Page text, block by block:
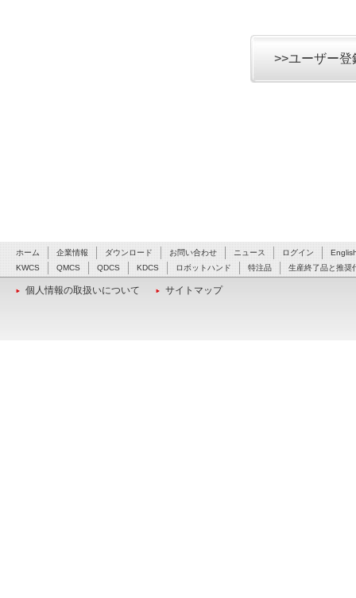
>>ユーザー
ホーム 企業情報 ダウンロード お問い合わせ ニュース ログイン
KWCS
QMCS QDCS KDCS ロボットハンド 特注品 生産終了品と推奨
個人情報の取扱いについて サイトマップ